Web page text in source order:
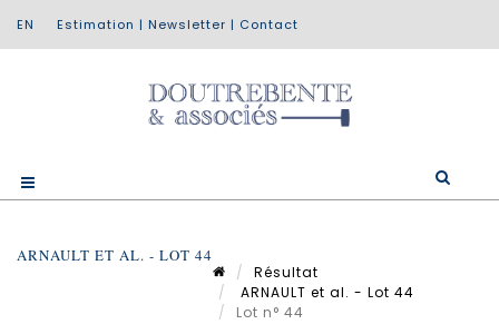
Estimation | Newsletter | Contact
ARNAULT ET AL. - LOT 44
Résultat
ARNAULT et al. - Lot 44
Lot n° 44